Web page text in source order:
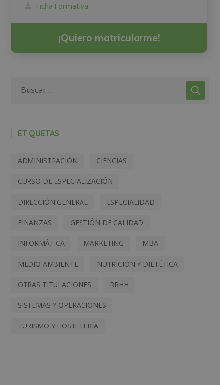
Ficha Formativa
¡Quiero matricularme!
ETIQUETAS
ADMINISTRACIÓN CIENCIAS
CURSO DE ESPECIALIZACIÓN
DIRECCIÓN GENERAL ESPECIALIDAD
FINANZAS GESTIÓN DE CALIDAD
INFORMÁTICA MARKETING MBA
MEDIO AMBIENTE NUTRICIÓN Y DIETÉTICA
OTRAS TITULACIONES RRHH
SISTEMAS Y OPERACIONES
TURISMO Y HOSTELERÍA